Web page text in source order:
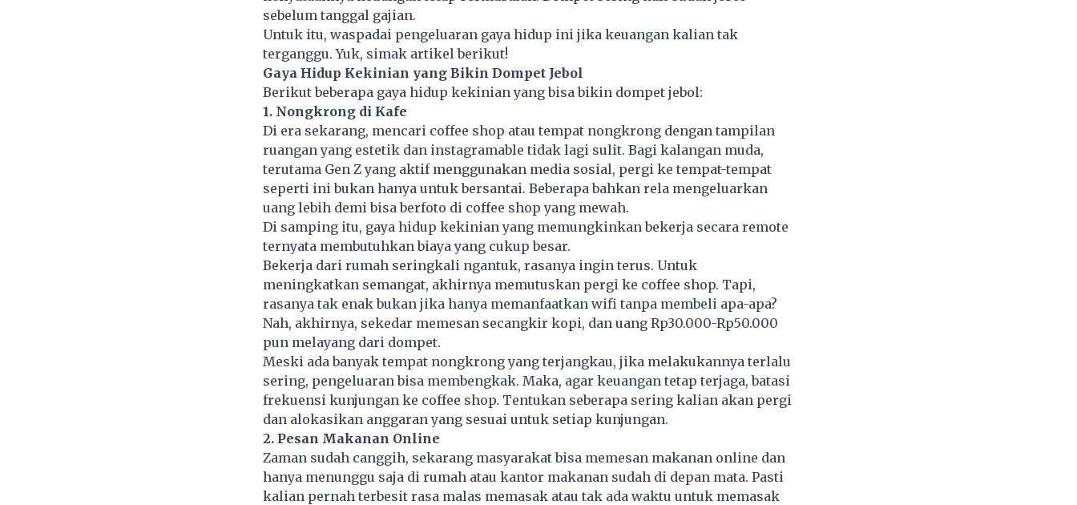
sebelum tanggal gajian.
Untuk itu, waspadai pengeluaran gaya hidup ini jika keuangan kalian tak
terganggu. Yuk, simak artikel berikut!
Gaya Hidup Kekinian yang Bikin Dompet Jebol
Berikut beberapa gaya hidup kekinian yang bisa bikin dompet jebol:
1. Nongkrong di Kafe
Di era sekarang, mencari coffee shop atau tempat nongkrong dengan tampilan
ruangan yang estetik dan instagramable tidak lagi sulit. Bagi kalangan muda,
terutama Gen Z yang aktif menggunakan media sosial, pergi ke tempat-tempat
seperti ini bukan hanya untuk bersantai. Beberapa bahkan rela mengeluarkan
uang lebih demi bisa berfoto di coffee shop yang mewah.
Di samping itu, gaya hidup kekinian yang memungkinkan bekerja secara remote
ternyata membutuhkan biaya yang cukup besar.
Bekerja dari rumah seringkali ngantuk, rasanya ingin terus. Untuk
meningkatkan semangat, akhirnya memutuskan pergi ke coffee shop. Tapi,
rasanya tak enak bukan jika hanya memanfaatkan wifi tanpa membeli apa-apa?
Nah, akhirnya, sekedar memesan secangkir kopi, dan uang Rp30.000-Rp50.000
pun melayang dari dompet.
Meski ada banyak tempat nongkrong yang terjangkau, jika melakukannya terlalu
sering, pengeluaran bisa membengkak. Maka, agar keuangan tetap terjaga, batasi
frekuensi kunjungan ke coffee shop. Tentukan seberapa sering kalian akan pergi
dan alokasikan anggaran yang sesuai untuk setiap kunjungan.
2. Pesan Makanan Online
Zaman sudah canggih, sekarang masyarakat bisa memesan makanan online dan
hanya menunggu saja di rumah atau kantor makanan sudah di depan mata. Pasti
kalian pernah terbesit rasa malas memasak atau tak ada waktu untuk memasak